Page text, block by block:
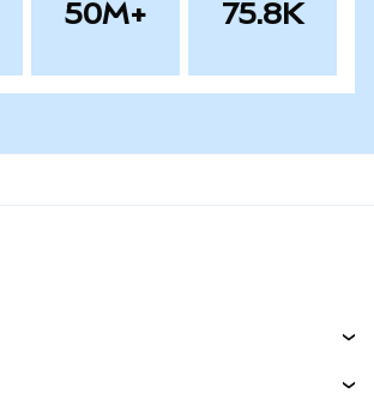
50M+ 75.8K